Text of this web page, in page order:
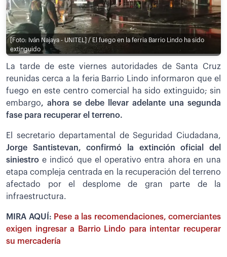
[Foto: Iván Najaya - UNITEL] / El fuego en la ferria Barrio Lindo ha sido
extinguido
La tarde de este viernes autoridades de Santa Cruz
reunidas cerca a la feria Barrio Lindo informaron que el
fuego en este centro comercial ha sido extinguido; sin
embargo, ahora se debe llevar adelante una segunda
fase para recuperar el terreno.
El secretario departamental de Seguridad Ciudadana,
Jorge Santistevan, confirmó la extinción oficial del
siniestro e indicó que el operativo entra ahora en una
etapa compleja centrada en la recuperación del terreno
afectado por el desplome de gran parte de la
infraestructura.
MIRA AQUÍ: Pese a las recomendaciones, comerciantes
exigen ingresar a Barrio Lindo para intentar recuperar
su mercadería